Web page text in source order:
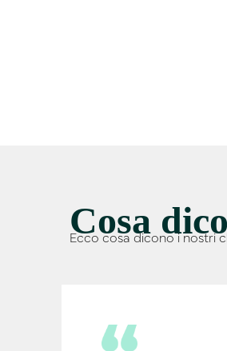
Cosa
Ecco cosa dicono i nostri